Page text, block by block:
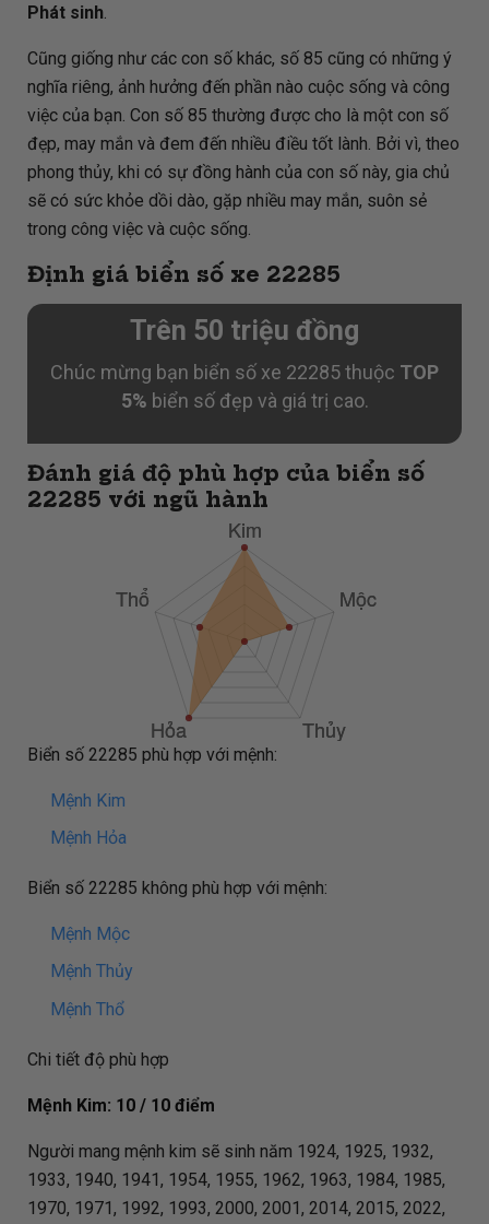
Phát sinh.
Cũng giống như các con số khác, số 85 cũng có những ý
nghĩa riêng, ảnh hưởng đến phần nào cuộc sống và công
việc của bạn. Con số 85 thường được cho là một con số
đẹp, may mắn và đem đến nhiều điều tốt lành. Bởi vì, theo
phong thủy, khi có sự đồng hành của con số này, gia chủ
sẽ có sức khỏe dồi dào, gặp nhiều may mắn, suôn sẻ
trong công việc và cuộc sống.
Định giá biển số xe 22285
Trên 50 triệu đồng
Chúc mừng bạn biển số xe 22285 thuộc TOP
5% biển số đẹp và giá trị cao.
Đánh giá độ phù hợp của biển số
22285 với ngũ hành
Biển số 22285 phù hợp với mệnh:
Mệnh Kim
Mệnh Hỏa
Biển số 22285 không phù hợp với mệnh:
Mệnh Mộc
Mệnh Thủy
Mệnh Thổ
Chi tiết độ phù hợp
Mệnh Kim: 10 / 10 điểm
Người mang mệnh kim sẽ sinh năm 1924, 1925, 1932,
1933, 1940, 1941, 1954, 1955, 1962, 1963, 1984, 1985,
1970, 1971, 1992, 1993, 2000, 2001, 2014, 2015, 2022,